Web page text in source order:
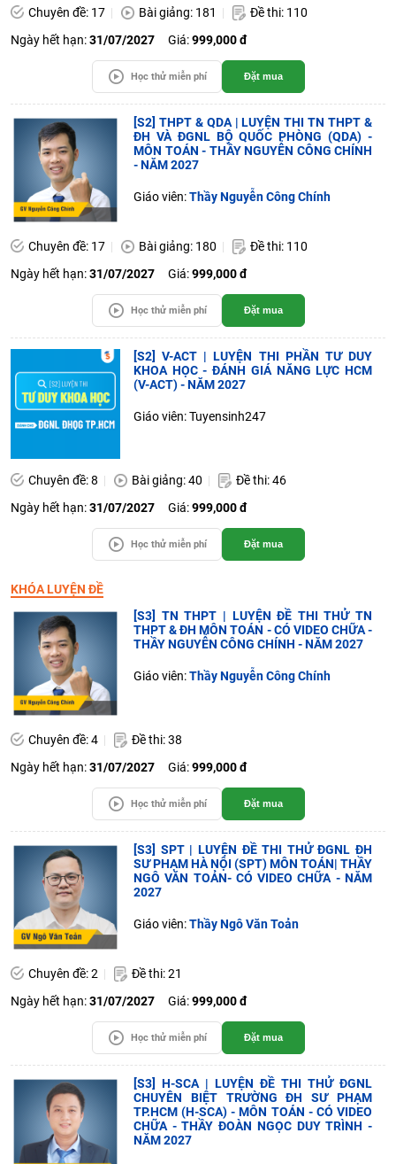
Chuyên đề: 17 Bài giảng: 181
Đề thi: 110
Ngày hết hạn:31/07/2027 Giá:999,000 đ
Học thử miễn phí Đặt mua
[S2] THPT & QDA | LUYỆN THI TN THPT &
ĐH VÀ ĐGNL BỘ QUỐC PHÒNG (QDA) -
MÔN TOÁN - THẦY NGUYỄN CÔNG CHÍNH
- NĂM 2027
Giáo viên:Thầy Nguyễn Công Chính
Chuyên đề: 17 Bài giảng: 180
Đề thi: 110
Ngày hết hạn:31/07/2027 Giá:999,000 đ
Học thử miễn phí Đặt mua
[S2] V-ACT | LUYỆN THI PHẦN TƯ DUY
KHOA HỌC - ĐÁNH GIÁ NĂNG LỰC HCM
(V-ACT) - NĂM 2027
Giáo viên: Tuyensinh247
Chuyên đề: 8 Bài giảng: 40
Đề thi: 46
Ngày hết hạn:31/07/2027 Giá:999,000 đ
Học thử miễn phí Đặt mua
KHÓA LUYỆN ĐỀ
[S3] TN THPT | LUYỆN ĐỀ THI THỬ TN
THPT & ĐH MÔN TOÁN - CÓ VIDEO CHỮA -
THẦY NGUYỄN CÔNG CHÍNH - NĂM 2027
Giáo viên:Thầy Nguyễn Công Chính
Chuyên đề: 4
Đề thi: 38
Ngày hết hạn:31/07/2027 Giá:999,000 đ
Học thử miễn phí Đặt mua
[S3] SPT | LUYỆN ĐỀ THI THỬ ĐGNL ĐH
SƯ PHẠM HÀ NỘI (SPT) MÔN TOÁN| THẦY
NGÔ VĂN TOẢN- CÓ VIDEO CHỮA - NĂM
2027
Giáo viên:Thầy Ngô Văn Toản
Chuyên đề: 2
Đề thi: 21
Ngày hết hạn:31/07/2027 Giá:999,000 đ
Học thử miễn phí Đặt mua
[S3] H-SCA | LUYỆN ĐỀ THI THỬ ĐGNL
CHUYÊN BIỆT TRƯỜNG ĐH SƯ PHẠM
TP.HCM (H-SCA) - MÔN TOÁN - CÓ VIDEO
CHỮA - THẦY ĐOÀN NGỌC DUY TRÌNH -
NĂM 2027